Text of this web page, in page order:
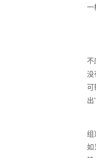
一
不
没
出
组
如